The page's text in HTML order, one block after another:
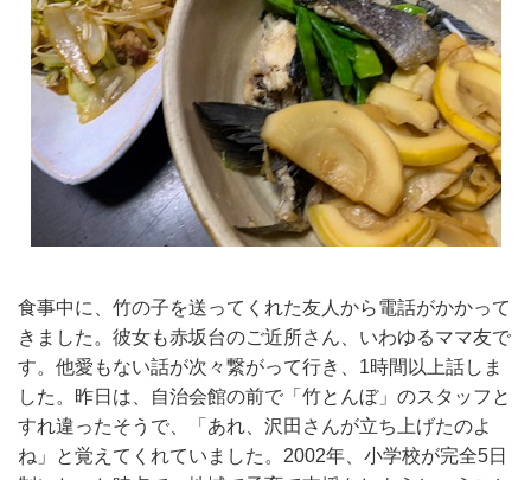
食事中に、竹の子を送ってくれた友人から電話がかかって
きました。彼女も赤坂台のご近所さん、いわゆるママ友で
す。他愛もない話が次々繋がって行き、1時間以上話しま
した。昨日は、自治会館の前で「竹とんぼ」のスタッフと
すれ違ったそうで、「あれ、沢田さんが立ち上げたのよ
ね」と覚えてくれていました。2002年、小学校が完全5日